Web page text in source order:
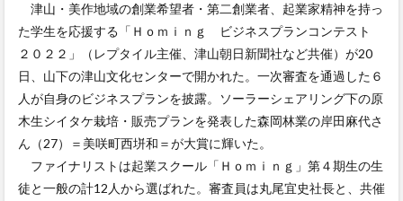
津山・美作地域の創業希望者・第二創業者、起業家精神を持っ
た学生を応援する「Ｈｏｍｉｎｇ ビジネスプランコンテスト
２０２２」（レプタイル主催、津山朝日新聞社など共催）が20
日、山下の津山文化センターで開かれた。一次審査を通過した６
人が自身のビジネスプランを披露。ソーラーシェアリング下の原
木生シイタケ栽培・販売プランを発表した森岡林業の岸田麻代さ
ん（27）＝美咲町西垪和＝が大賞に輝いた。
ファイナリストは起業スクール「Ｈｏｍｉｎｇ」第４期生の生
徒と一般の計12人から選ばれた。審査員は丸尾宜史社長と、共催